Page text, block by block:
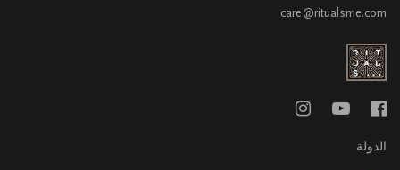
care@ritualsme.com
الدولة